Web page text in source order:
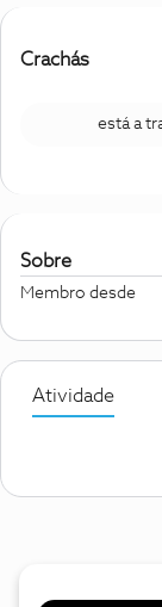
Crachás
está a
Sobre
Membro desde
Atividade